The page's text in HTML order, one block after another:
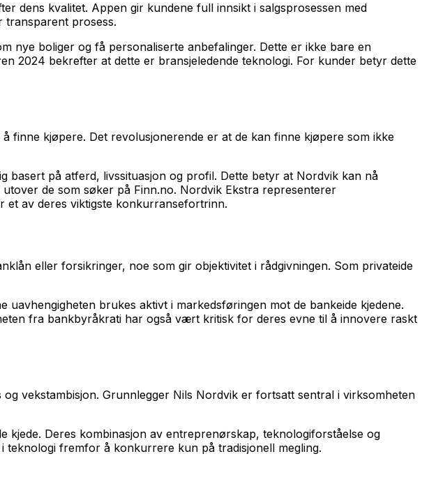
dens kvalitet. Appen gir kundene full innsikt i salgsprosessen med
transparent prosess.
nye boliger og få personaliserte anbefalinger. Dette er ikke bare en
2024 bekrefter at dette er bransjeledende teknologi. For kunder betyr dette
kjøpere. Det revolusjonerende er at de kan finne kjøpere som ikke
basert på atferd, livssituasjon og profil. Dette betyr at Nordvik kan nå
de som søker på Finn.no. Nordvik Ekstra representerer
et av deres viktigste konkurransefortrinn.
eller forsikringer, noe som gir objektivitet i rådgivningen. Som privateide
brukes aktivt i markedsføringen mot de bankeide kjedene.
fra bankbyråkrati har også vært kritisk for deres evne til å innovere raskt
vekstambisjon. Grunnlegger Nils Nordvik er fortsatt sentral i virksomheten
Deres kombinasjon av entreprenørskap, teknologiforståelse og
fremfor å konkurrere kun på tradisjonell megling.